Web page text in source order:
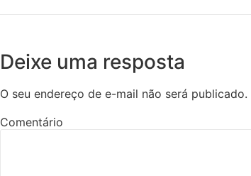
Deixe uma resposta
O seu endereço de e-mail não será publicado.
Comentário